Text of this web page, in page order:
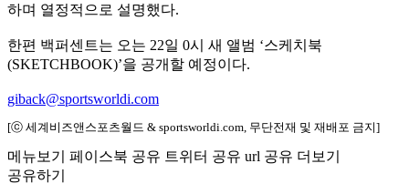
하며 열정적으로 설명했다.
한편 백퍼센트는 오는 22일 0시 새 앨범 ‘스케치북
(SKETCHBOOK)’을 공개할 예정이다.
giback@sportsworldi.com
[ⓒ 세계비즈앤스포츠월드 & sportsworldi.com, 무단전재 및 재배포 금지]
메뉴보기 페이스북 공유 트위터 공유 url 공유 더보기
공유하기